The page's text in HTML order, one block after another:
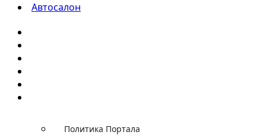
Автосалон
Политика Портала